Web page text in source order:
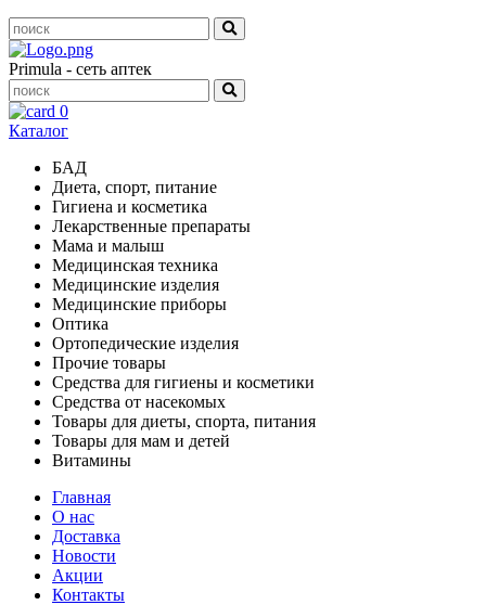
Primula - сеть аптек
0
Каталог
БАД
Диета, спорт, питание
Гигиена и косметика
Лекарственные препараты
Мама и малыш
Медицинская техника
Медицинские изделия
Медицинские приборы
Оптика
Ортопедические изделия
Прочие товары
Средства для гигиены и косметики
Средства от насекомых
Товары для диеты, спорта, питания
Товары для мам и детей
Витамины
Главная
О нас
Доставка
Новости
Акции
Контакты